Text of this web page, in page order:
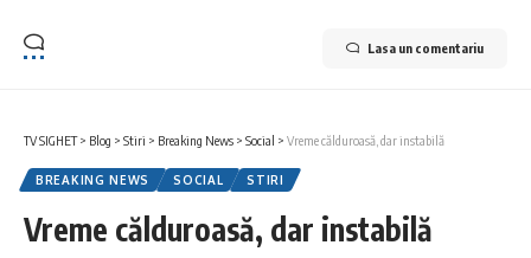
Lasa un comentariu
TV SIGHET> Blog > Stiri > Breaking News > Social > Vreme călduroasă, dar instabilă
BREAKING NEWS SOCIAL STIRI
Vreme călduroasă, dar instabilă